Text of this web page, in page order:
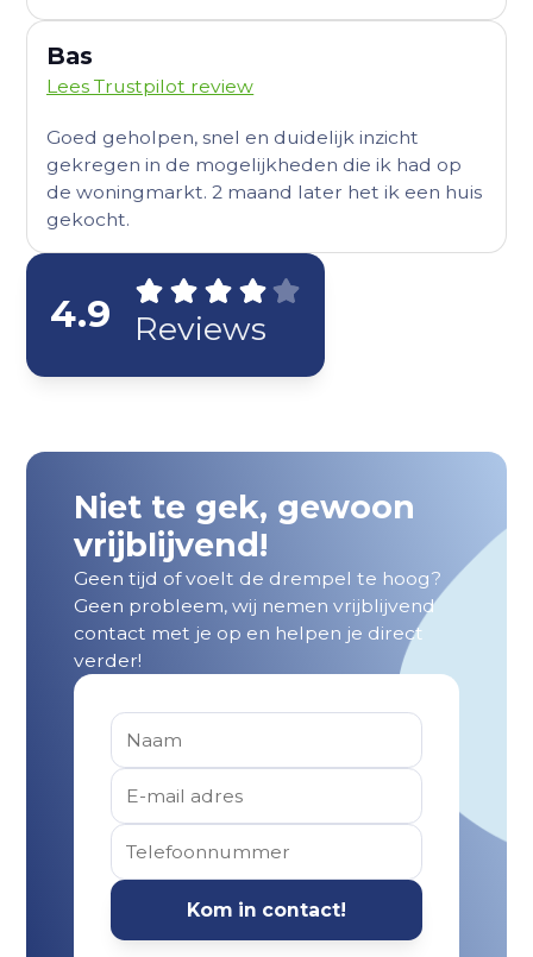
Bas
Lees Trustpilot review
Goed geholpen, snel en duidelijk inzicht
gekregen in de mogelijkheden die ik had op
de woningmarkt. 2 maand later het ik een huis
gekocht.
4.9 Reviews
Niet te gek, gewoon
vrijblijvend!
Geen tijd of voelt de drempel te hoog?
Geen probleem, wij nemen vrijblijvend
contact met je op en helpen je direct
verder!